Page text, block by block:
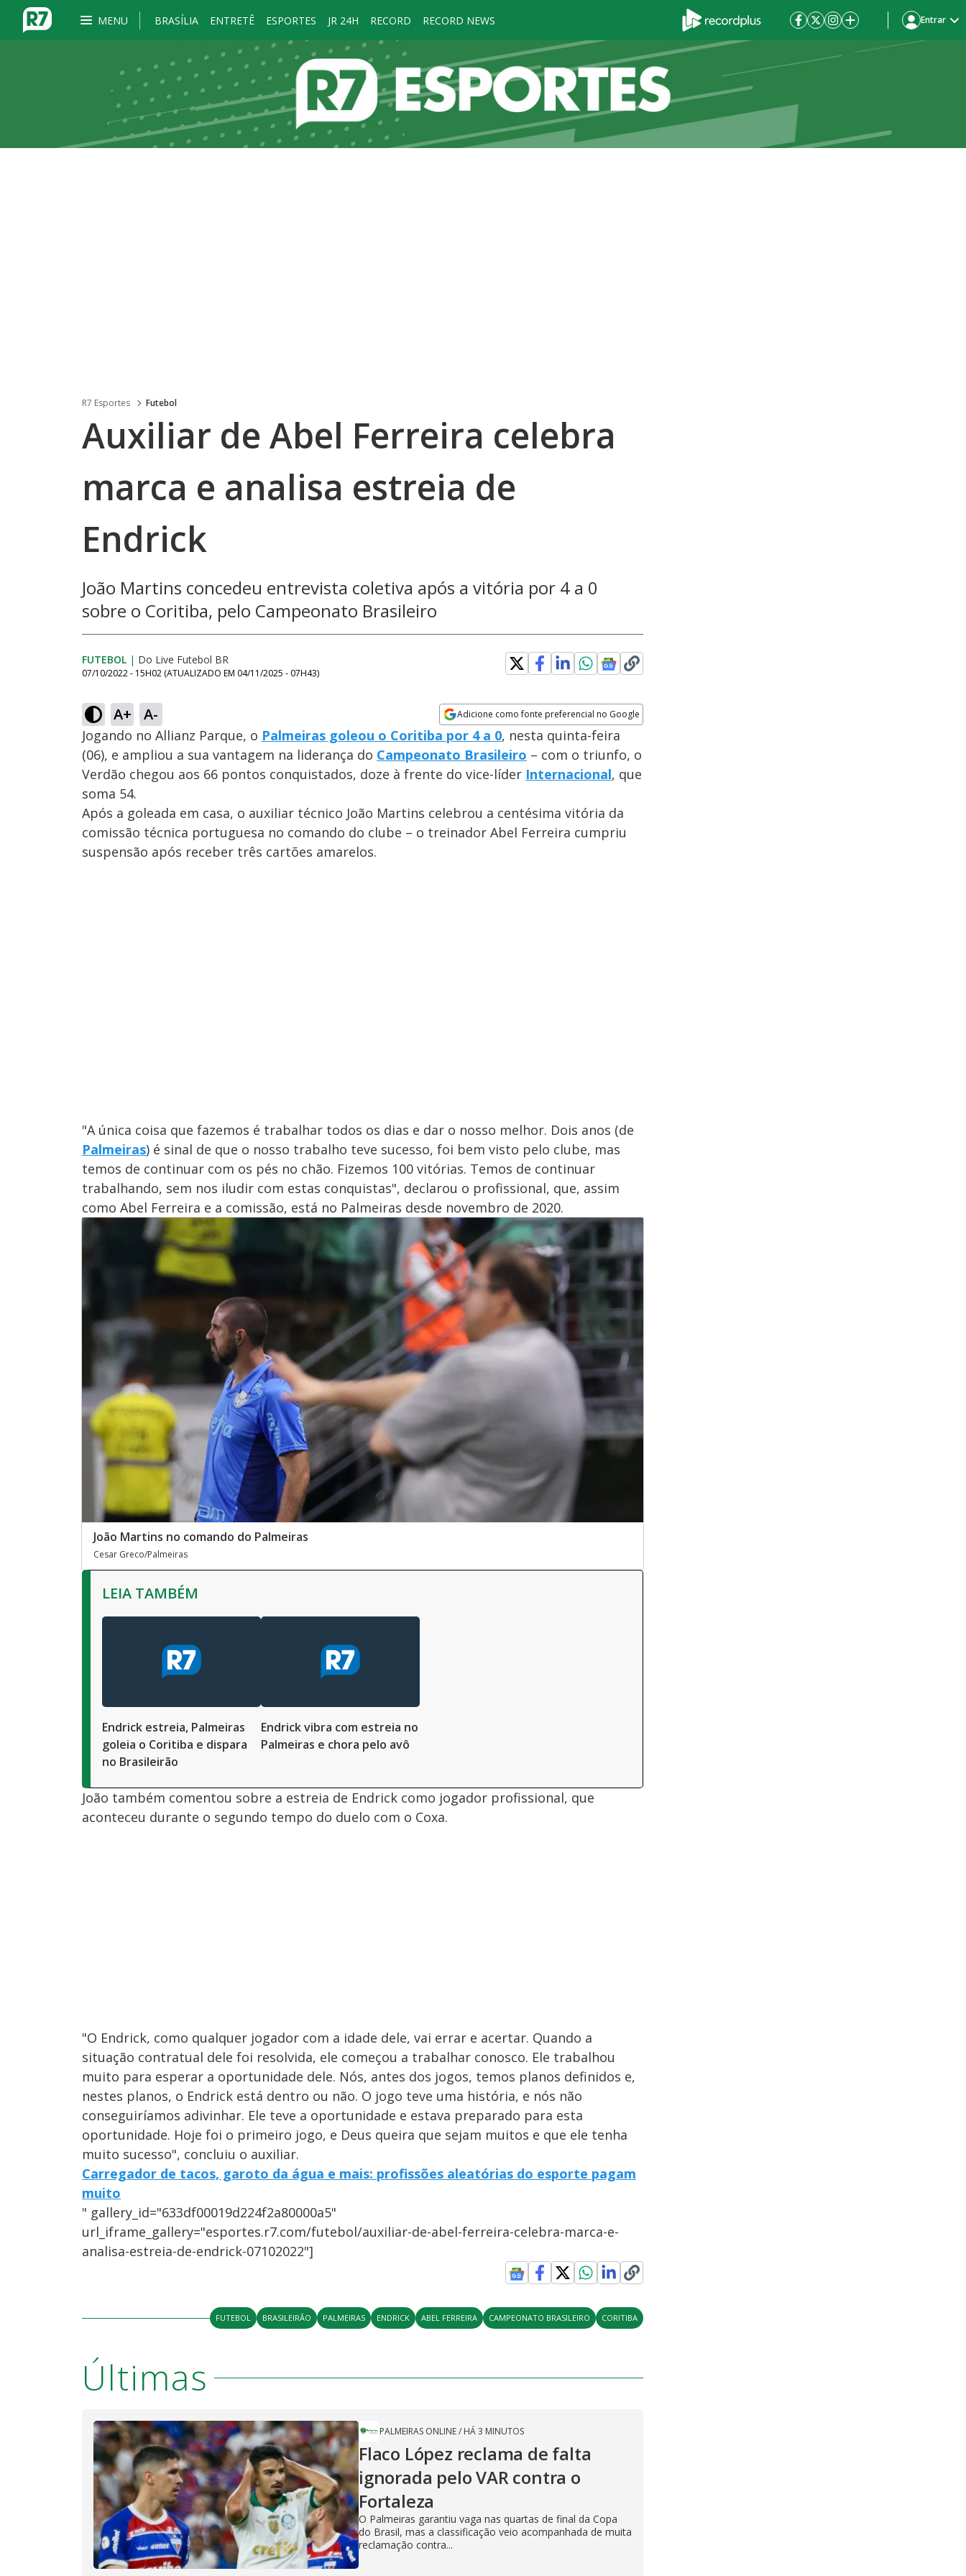
MENU BRASÍLIA ENTRETÊ ESPORTES JR 24H RECORD RECORD NEWS Entrar
R7 Esportes Futebol
Auxiliar de Abel Ferreira celebra
marca e analisa estreia de
Endrick
João Martins concedeu entrevista coletiva após a vitória por 4 a 0
sobre o Coritiba, pelo Campeonato Brasileiro
FUTEBOL | Do Live Futebol BR
07/10/2022 - 15H02 (ATUALIZADO EM 04/11/2025 - 07H43)
A+ A- Adicione como fonte preferencial no Google
Opens in new window
Jogando no Allianz Parque, o Palmeiras goleou o Coritiba por 4 a 0, nesta quinta-feira
(06), e ampliou a sua vantagem na liderança do Campeonato Brasileiro – com o triunfo, o
Verdão chegou aos 66 pontos conquistados, doze à frente do vice-líder Internacional, que
soma 54.
Após a goleada em casa, o auxiliar técnico João Martins celebrou a centésima vitória da
comissão técnica portuguesa no comando do clube – o treinador Abel Ferreira cumpriu
suspensão após receber três cartões amarelos.
"A única coisa que fazemos é trabalhar todos os dias e dar o nosso melhor. Dois anos (de
Palmeiras) é sinal de que o nosso trabalho teve sucesso, foi bem visto pelo clube, mas
temos de continuar com os pés no chão. Fizemos 100 vitórias. Temos de continuar
trabalhando, sem nos iludir com estas conquistas", declarou o profissional, que, assim
como Abel Ferreira e a comissão, está no Palmeiras desde novembro de 2020.
João Martins no comando do Palmeiras
Cesar Greco/Palmeiras
LEIA TAMBÉM
Endrick estreia, Palmeiras
goleia o Coritiba e dispara
no Brasileirão
Endrick vibra com estreia no
Palmeiras e chora pelo avô
João também comentou sobre a estreia de Endrick como jogador profissional, que
aconteceu durante o segundo tempo do duelo com o Coxa.
"O Endrick, como qualquer jogador com a idade dele, vai errar e acertar. Quando a
situação contratual dele foi resolvida, ele começou a trabalhar conosco. Ele trabalhou
muito para esperar a oportunidade dele. Nós, antes dos jogos, temos planos definidos e,
nestes planos, o Endrick está dentro ou não. O jogo teve uma história, e nós não
conseguiríamos adivinhar. Ele teve a oportunidade e estava preparado para esta
oportunidade. Hoje foi o primeiro jogo, e Deus queira que sejam muitos e que ele tenha
muito sucesso", concluiu o auxiliar.
Carregador de tacos, garoto da água e mais: profissões aleatórias do esporte pagam
muito
" gallery_id="633df00019d224f2a80000a5"
url_iframe_gallery="esportes.r7.com/futebol/auxiliar-de-abel-ferreira-celebra-marca-e-
analisa-estreia-de-endrick-07102022"]
FUTEBOL BRASILEIRÃO PALMEIRAS ENDRICK ABEL FERREIRA CAMPEONATO BRASILEIRO CORITIBA
Últimas
PALMEIRAS ONLINE/ HÁ 3 MINUTOS
Flaco López reclama de falta
ignorada pelo VAR contra o
Fortaleza
O Palmeiras garantiu vaga nas quartas de final da Copa
do Brasil, mas a classificação veio acompanhada de muita
reclamação contra...